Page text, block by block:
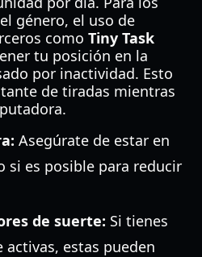
género, el uso de
como Tiny Task
tu posición en la
por inactividad. Esto
de tiradas mientras
Asegúrate de estar en
si es posible para reducir
de suerte: Si tienes
activas, estas pueden